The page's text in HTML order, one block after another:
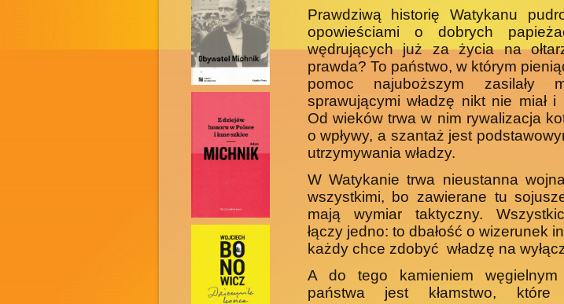
Prawdziwą historię Watykanu
opowieściami o dobrych
wędrujących już za życia na
prawda? To państwo, w którym
pomoc najuboższym
sprawującymi władzę nikt nie miał
Od wieków trwa w nim rywalizacja
o wpływy, a szantaż jest
utrzymywania władzy.
W Watykanie trwa nieustanna
wszystkimi, bo zawierane tu
mają wymiar taktyczny.
łączy jedno: to dbałość o wizerunek
każdy chce zdobyć władzę na
A do tego kamieniem węgielnym
państwa jest kłamstwo,